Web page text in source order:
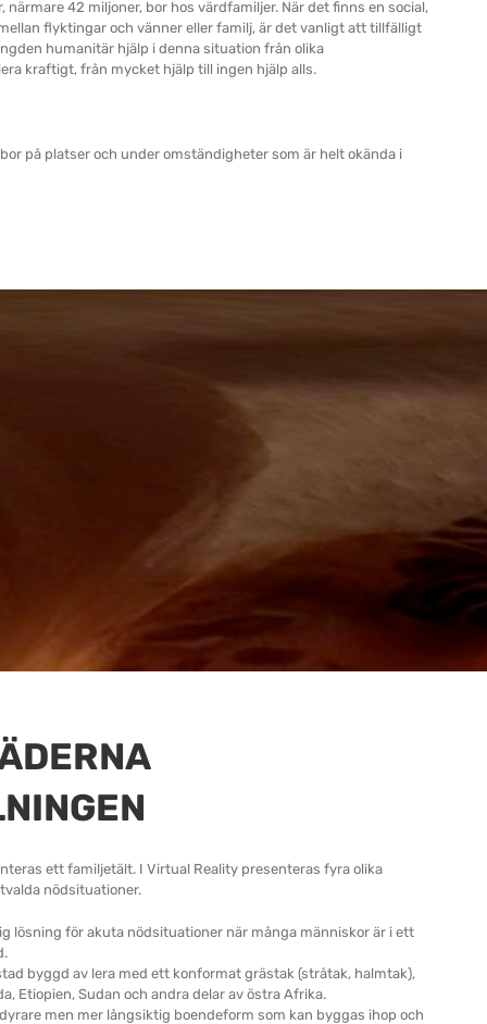
närmare 42 miljoner, bor hos värdfamiljer. När det finns en social,
flyktingar och vänner eller familj, är det vanligt att tillfälligt
humanitär hjälp i denna situation från olika
kraftigt, från mycket hjälp till ingen hjälp alls.
på platser och under omständigheter som är helt okända i
ett familjetält. I Virtual Reality presenteras fyra olika
nödsituationer.
lösning för akuta nödsituationer när många människor är i ett
byggd av lera med ett konformat grästak (stråtak, halmtak),
Etiopien, Sudan och andra delar av östra Afrika.
men mer långsiktig boendeform som kan byggas ihop och